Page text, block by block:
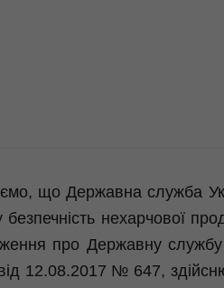
що Державна служба
безпечність нехарчової
про Державну службу
12.08.2017 № 647,